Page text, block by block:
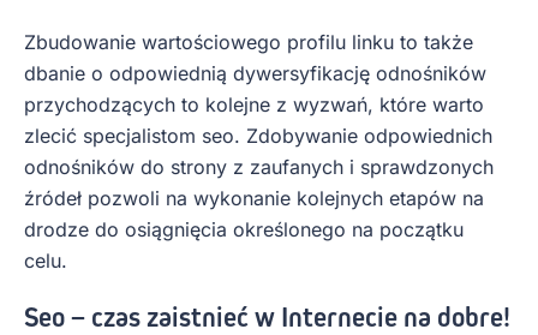
Zbudowanie wartościowego profilu linku to także
dbanie o odpowiednią dywersyfikację odnośników
przychodzących to kolejne z wyzwań, które warto
zlecić specjalistom seo. Zdobywanie odpowiednich
odnośników do strony z zaufanych i sprawdzonych
źródeł pozwoli na wykonanie kolejnych etapów na
drodze do osiągnięcia określonego na początku
celu.
Seo – czas zaistnieć w Internecie na dobre!